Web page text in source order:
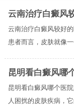
云南治疗白癜风
云南治疗白癜风较好
患者而言，皮肤就像
昆明看白癜风哪
昆明看白癜风哪个医
人困扰的皮肤疾病，